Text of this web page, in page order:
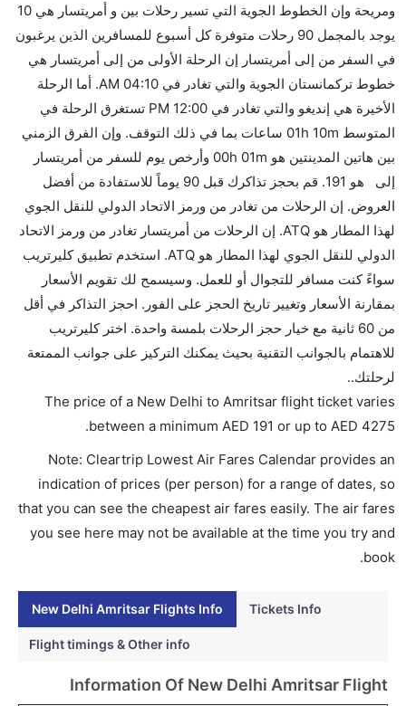
هل توفر شركات الطيران مساحة إضافية للنوم؟
كثير من خطوط طيران درجة رجال الأعمال توفر مساحة
إضافية للنوم.
هل يمكنني حمل طعامي الخاص؟
نعم، يمكنك حمل طعامك الخاص، و لكن يجب أن يكون معبئا
بشكل جيد.
هل سيقدم لي الكحول على متن رحلة من إلى أمريتسار؟
لا تقدم شركة الطيران الكحول على متن رحلة داخلية. يتم
تقديم الكحول على متن الرحلات الدولية فقط.
ما متوسط أسعار رحلة الدرجة الاقتصادية من إلى
أمريتسار؟
تتراوح أسعار رحلة الدرجة الاقتصادية من AED 191 إلى
AED 4275. خطوط تركمانستان الجوية, طيران كندا,
ايرمارك للملاحة الجوية الأندونيسية, أوزبكستان, الخطوط
إلى أمريتسار؟
أمريتسار عبر الإنترنت؟
نعم، يمكن حجز فنادق متوسطة التكلفة بالقرب من المطار
هل يتيح أمريتسار مطار إمكانية تغيير الحفاض للأطفال؟
ومريحة وإن الخطوط الجوية التي تسير رحلات بين و أمريتسار هي 10
يوجد بالمجمل 90 رحلات متوفرة كل أسبوع للمسافرين الذين يرغبون
في السفر من إلى أمريتسار إن الرحلة الأولى من إلى أمريتسار هي
خطوط تركمانستان الجوية والتي تغادر في 04:10 AM. أما الرحلة
الأخيرة هي إنديغو والتي تغادر في 12:00 PM تستغرق الرحلة في
المتوسط 01h 10m ساعات بما في ذلك التوقف. وإن الفرق الزمني
بين هاتين المدينتين هو 00h 01m وأرخص يوم للسفر من أمريتسار
إلى هو 191. قم بحجز تذاكرك قبل 90 يوماً للاستفادة من أفضل
العروض. إن الرحلات من تغادر من ورمز الاتحاد الدولي للنقل الجوي
لهذا المطار هو ATQ. إن الرحلات من أمريتسار تغادر من ورمز الاتحاد
الدولي للنقل الجوي لهذا المطار هو ATQ. استخدم تطبيق كليرتريب
سواءً كنت مسافر للتجوال أو للعمل. وسيسمح لك تقويم الأسعار
بمقارنة الأسعار وتغيير تاريخ الحجز على الفور. احجز التذاكر في أقل
من 60 ثانية مع خيار حجز الرحلات بلمسة واحدة. اختر كليرتريب
للاهتمام بالجوانب التقنية بحيث يمكنك التركيز على جوانب الممتعة
لرحلتك..
The price of a New Delhi to Amritsar flight ticket varies
between a minimum AED 191 or up to AED 4275
.
Note: Cleartrip Lowest Air Fares Calendar provides an
indication of prices (per person) for a range of dates, so
that you can see the cheapest air fares easily. The air fares
you see here may not be available at the time you try and
book.
New Delhi Amritsar Flights Info Tickets Info
Flight timings & Other info
Information Of New Delhi Amritsar Flight